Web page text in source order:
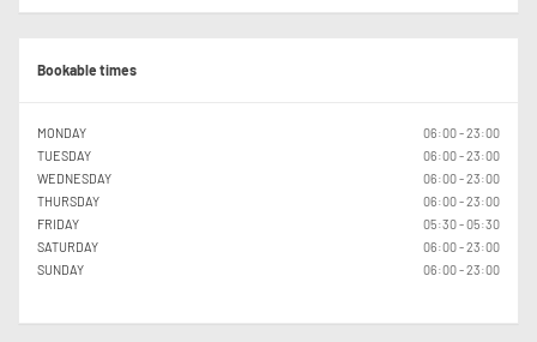
Bookable times
MONDAY
06:00 - 23:00
TUESDAY
06:00 - 23:00
WEDNESDAY
06:00 - 23:00
THURSDAY
06:00 - 23:00
FRIDAY
05:30 - 05:30
SATURDAY
06:00 - 23:00
SUNDAY
06:00 - 23:00